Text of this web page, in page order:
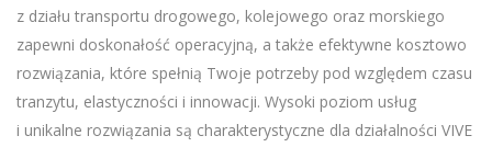
z działu transportu drogowego, kolejowego oraz morskiego
zapewni doskonałość operacyjną, a także efektywne kosztowo
rozwiązania, które spełnią Twoje potrzeby pod względem czasu
tranzytu, elastyczności i innowacji. Wysoki poziom usług
i unikalne rozwiązania są charakterystyczne dla działalności VIVE